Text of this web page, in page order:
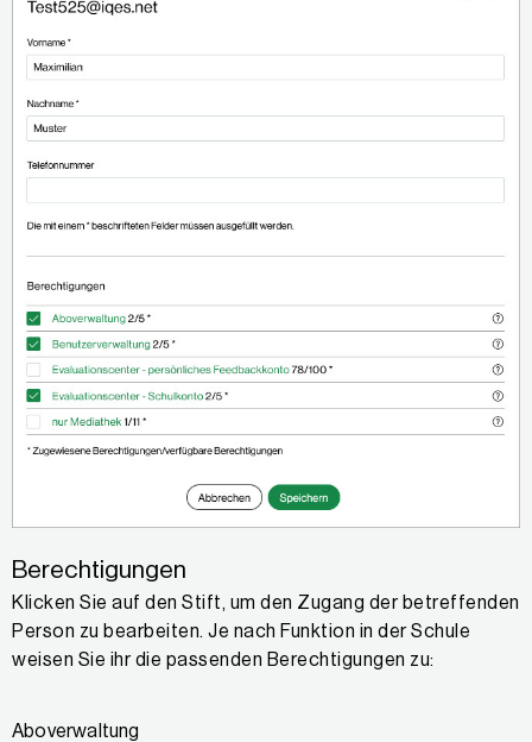
Berechtigungen
Klicken Sie auf den Stift, um den Zugang der betreffenden
Person zu bearbeiten. Je nach Funktion in der Schule
weisen Sie ihr die passenden Berechtigungen zu:
Aboverwaltung